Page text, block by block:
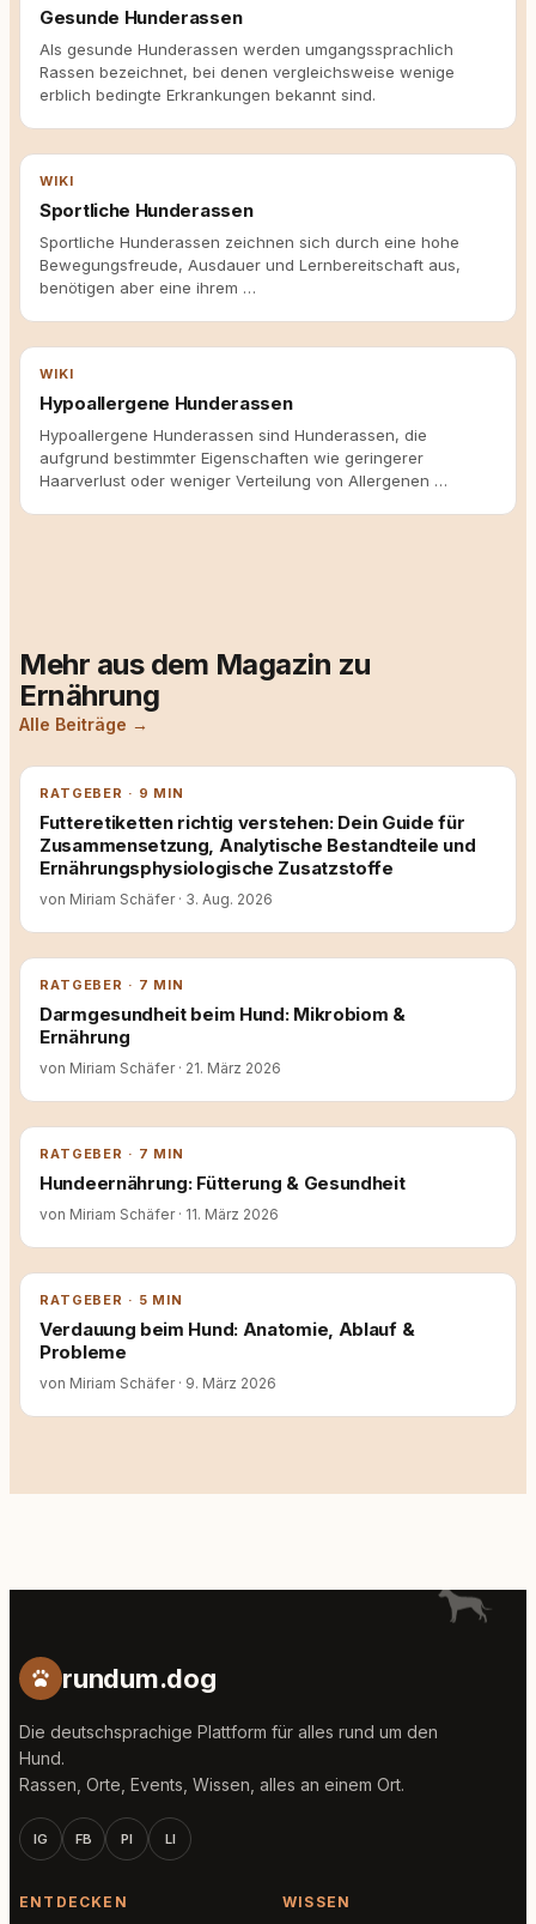
Gesunde Hunderassen
Als gesunde Hunderassen werden umgangssprachlich
Rassen bezeichnet, bei denen vergleichsweise wenige
erblich bedingte Erkrankungen bekannt sind.
WIKI
Sportliche Hunderassen
Sportliche Hunderassen zeichnen sich durch eine hohe
Bewegungsfreude, Ausdauer und Lernbereitschaft aus,
benötigen aber eine ihrem …
WIKI
Hypoallergene Hunderassen
Hypoallergene Hunderassen sind Hunderassen, die
aufgrund bestimmter Eigenschaften wie geringerer
Haarverlust oder weniger Verteilung von Allergenen …
Mehr aus dem Magazin zu
Ernährung
Alle Beiträge →
RATGEBER · 9 MIN
Futteretiketten richtig verstehen: Dein Guide für
Zusammensetzung, Analytische Bestandteile und
Ernährungsphysiologische Zusatzstoffe
von Miriam Schäfer · 3. Aug. 2026
RATGEBER · 7 MIN
Darmgesundheit beim Hund: Mikrobiom &
Ernährung
von Miriam Schäfer · 21. März 2026
RATGEBER · 7 MIN
Hundeernährung: Fütterung & Gesundheit
von Miriam Schäfer · 11. März 2026
RATGEBER · 5 MIN
Verdauung beim Hund: Anatomie, Ablauf &
Probleme
von Miriam Schäfer · 9. März 2026
rundum.dog
Die deutschsprachige Plattform für alles rund um den
Hund.
Rassen, Orte, Events, Wissen, alles an einem Ort.
IG FB PI LI
ENTDECKEN WISSEN